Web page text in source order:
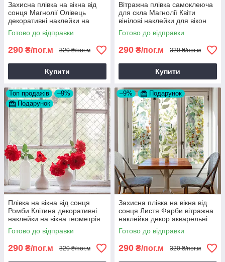
Захисна плівка на вікна від
сонця Магнолії Олівець
декоративні наклейки на
дзеркало вітрину квіти 1 пог.м
Готово до відправки
290 ₴/пог.м 320 ₴/пог.м
Купити
Вітражна плівка самоклеюча
для скла Магнолії Квіти
вінілові наклейки для вікон
дзеркала 1 пог.м
Готово до відправки
290 ₴/пог.м 320 ₴/пог.м
Купити
Топ продажів
–9%
Подарунок
Плівка на вікна від сонця
Ромби Клітина декоративні
наклейки на вікна геометрія
сонцезахисна ПВХ 1 пог.м
Готово до відправки
290 ₴/пог.м 320 ₴/пог.м
–9% Подарунок
Захисна плівка на вікна від
сонця Листя Фарби вітражна
наклейка декор акварельні
наклейки ПВХ 1 пог.м
Готово до відправки
290 ₴/пог.м 320 ₴/пог.м